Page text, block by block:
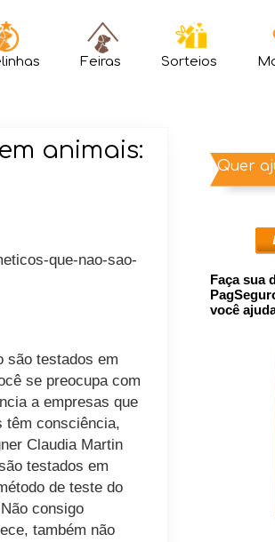
Feiras Sorteios
animais:
que-nao-sao-
são testados em
se preocupa com
a empresas que
têm consciência,
Claudia Martin
testados em
de teste do
consigo
também não
Quer
Faça sua
você